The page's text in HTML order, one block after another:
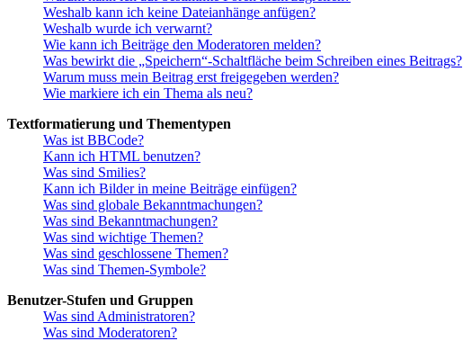
Weshalb kann ich keine Dateianhänge anfügen?
Weshalb wurde ich verwarnt?
Wie kann ich Beiträge den Moderatoren melden?
Was bewirkt die „Speichern“-Schaltfläche beim Schreiben eines Beitrags?
Warum muss mein Beitrag erst freigegeben werden?
Wie markiere ich ein Thema als neu?
Textformatierung und Thementypen
Was ist BBCode?
Kann ich HTML benutzen?
Was sind Smilies?
Kann ich Bilder in meine Beiträge einfügen?
Was sind globale Bekanntmachungen?
Was sind Bekanntmachungen?
Was sind wichtige Themen?
Was sind geschlossene Themen?
Was sind Themen-Symbole?
Benutzer-Stufen und Gruppen
Was sind Administratoren?
Was sind Moderatoren?